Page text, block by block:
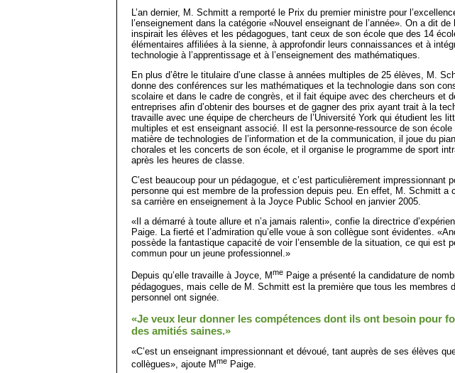
L’an dernier, M. Schmitt a remporté le Prix du premier ministre pour
l’enseignement dans la catégorie «Nouvel enseignant de l’année». On a dit de
inspirait les élèves et les pédagogues, tant ceux de son école que des 14
élémen­taires affiliées à la sienne, à approfondir leurs connaissances et à
technologie à l’apprentissage et à l’enseignement des mathématiques.
En plus d’être le titulaire d’une classe à années multiples de 25 élèves, M.
donne des conférences sur les mathématiques et la technologie dans son
scolaire et dans le cadre de congrès, et il fait équipe avec des chercheurs et
entreprises afin d’obtenir des bourses et de gagner des prix ayant trait à la
travaille avec une équipe de chercheurs de l’Université York qui étudient les
multiples et est enseignant associé. Il est la personne-ressource de son école
matière de technologies de l’information et de la communication, il joue du
chorales et les concerts de son école, et il organise le programme de sport
après les heures de classe.
C’est beaucoup pour un péda­gogue, et c’est particulièrement impressionnant
personne qui est membre de la profession depuis peu. En effet, M. Schmitt a
sa carrière en enseignement à la Joyce Public School en janvier 2005.
«Il a démarré à toute allure et n’a jamais ralenti», confie la directrice
Paige. La fierté et l’admiration qu’elle voue à son collègue sont évidentes.
possède la fantastique capacité de voir l’ensemble de la situation, ce qui est
commun pour un jeune professionnel.»
Depuis qu’elle travaille à Joyce, Mme Paige a présenté la candidature de
pédagogues, mais celle de M. Schmitt est la première que tous les membres
personnel ont signée.
«Je veux leur donner les compétences dont ils ont besoin pour
des amitiés saines.»
«C’est un enseignant impressionnant et dévoué, tant auprès de ses élèves
collègues», ajoute Mme Paige.